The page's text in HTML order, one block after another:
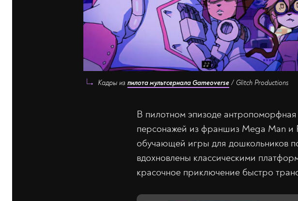
Кадры из пилота мультсериала Gameoverse / Glitch Productions
В пилотном эпизоде
персонажей из франшиз Mega Man
обучающей игры для дошкольников
вдохновлены классическими
красочное приключение быстро